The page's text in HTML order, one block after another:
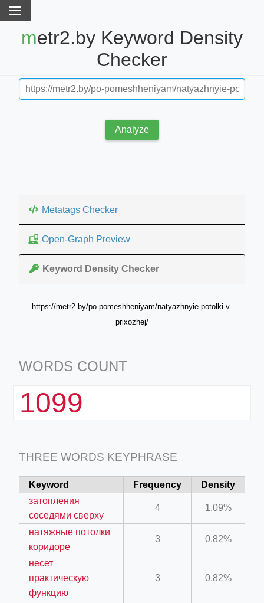
crew-neck-navy-blue/
metr2.by Keyword Density
Checker
Analyze
Metatags Checker
Open-Graph Preview
Keyword Density Checker
https://metr2.by/po-pomeshheniyam/natyazhnyie-potolki-v-
prixozhej/
WORDS COUNT
1099
THREE WORDS KEYPHRASE
Keyword Frequency
Density
затопления
соседями сверху
4 1.09%
натяжные потолки
коридоре
3 0.82%
несет
практическую
функцию
3 0.82%